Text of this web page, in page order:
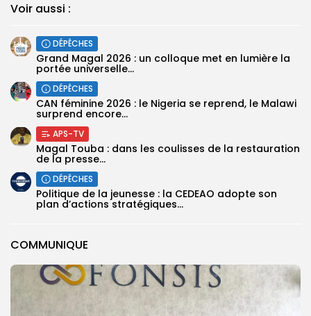
COMMUNIQUE
Voir aussi :
DÉPÊCHES
Grand Magal 2026 : un colloque met en lumière la
portée universelle...
DÉPÊCHES
‎CAN féminine 2026 : le Nigeria se reprend, le Malawi
surprend encore...
APS-TV
Magal Touba : dans les coulisses de la restauration
de la presse...
DÉPÊCHES
Politique de la jeunesse : la CEDEAO adopte son
plan d’actions stratégiques...